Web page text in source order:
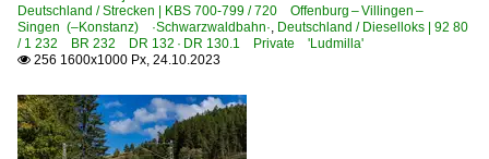
Deutschland / Strecken | KBS 700-799 / 720 Offenburg – Villingen –
Singen (–Konstanz) ·Schwarzwaldbahn·, Deutschland / Dieselloks | 92 80
/ 1 232 BR 232 DR 132 · DR 130.1 Private 'Ludmilla'
 256 1600x1000 Px, 24.10.2023